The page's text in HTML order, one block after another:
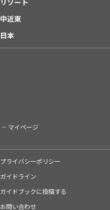
中近東
日本
マイページ
プライバシーポリシー
ガイドライン
ガイドブックに投稿する
お問い合わせ